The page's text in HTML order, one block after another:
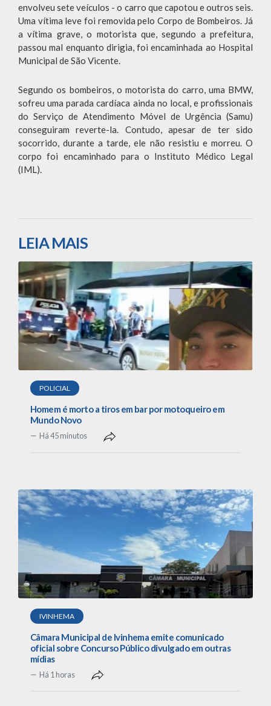
envolveu sete veículos - o carro que capotou e outros seis.
Uma vítima leve foi removida pelo Corpo de Bombeiros. Já
a vítima grave, o motorista que, segundo a prefeitura,
passou mal enquanto dirigia, foi encaminhada ao Hospital
Municipal de São Vicente.
Segundo os bombeiros, o motorista do carro, uma BMW,
sofreu uma parada cardíaca ainda no local, e profissionais
do Serviço de Atendimento Móvel de Urgência (Samu)
conseguiram reverte-la. Contudo, apesar de ter sido
socorrido, durante a tarde, ele não resistiu e morreu. O
corpo foi encaminhado para o Instituto Médico Legal
(IML).
LEIA MAIS
POLICIAL
Homem é morto a tiros em bar por motoqueiro em
Mundo Novo
Há 45 minutos
IVINHEMA
Câmara Municipal de Ivinhema emite comunicado
oficial sobre Concurso Público divulgado em outras
mídias
Há 1 horas